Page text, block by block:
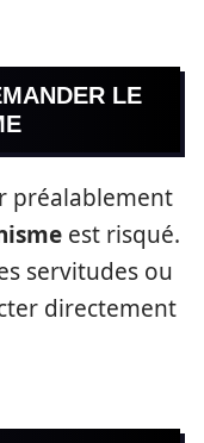
LE
préalablement
est risqué.
servitudes ou
directement